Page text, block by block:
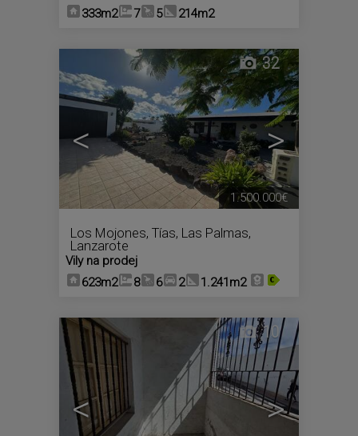
333m2
7 5 214m2
< >
32
Los Mojones, Tías, Las Palmas,
Lanzarote
Vily na prodej
623m2
8 6 2 1.241m2
1.500.000€
< >
10